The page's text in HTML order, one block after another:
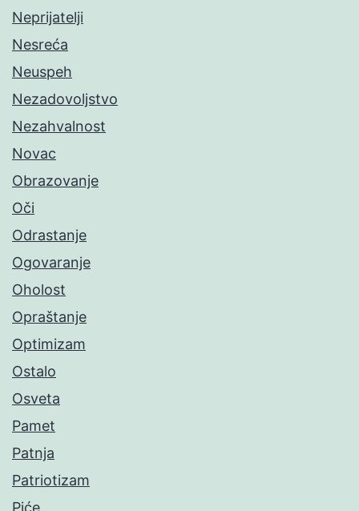
Neprijatelji
Nesreća
Neuspeh
Nezadovoljstvo
Nezahvalnost
Novac
Obrazovanje
Oči
Odrastanje
Ogovaranje
Oholost
Opraštanje
Optimizam
Ostalo
Osveta
Pamet
Patnja
Patriotizam